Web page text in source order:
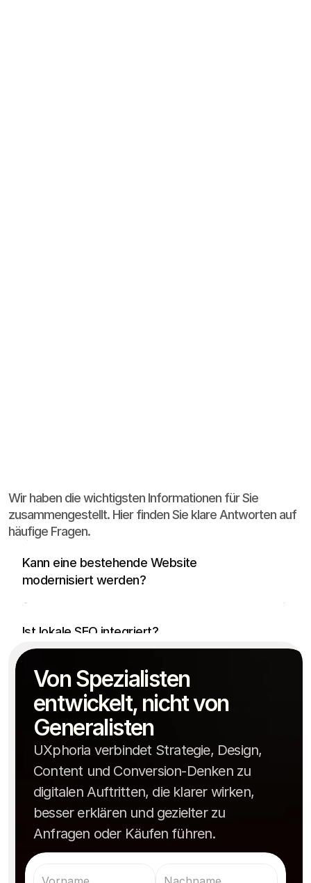
Wir haben die wichtigsten Informationen für Sie
zusammengestellt. Hier finden Sie klare Antworten auf
häufige Fragen.
Kann eine bestehende Website
modernisiert werden?
Ja, häufig reicht eine strukturelle und visuelle
Überarbeitung statt eines kompletten
Neustarts.
Ist lokale SEO integriert?
Optimierung mitgedacht werden.
Wie lange dauert die Umsetzung?
Je nach Umfang dauert eine moderne
Praxiswebsite meist zwischen zwei und sechs
Wochen.
Von Spezialisten
entwickelt, nicht von
Generalisten
UXphoria verbindet Strategie, Design,
Content und Conversion-Denken zu
digitalen Auftritten, die klarer wirken,
besser erklären und gezielter zu
Anfragen oder Käufen führen.